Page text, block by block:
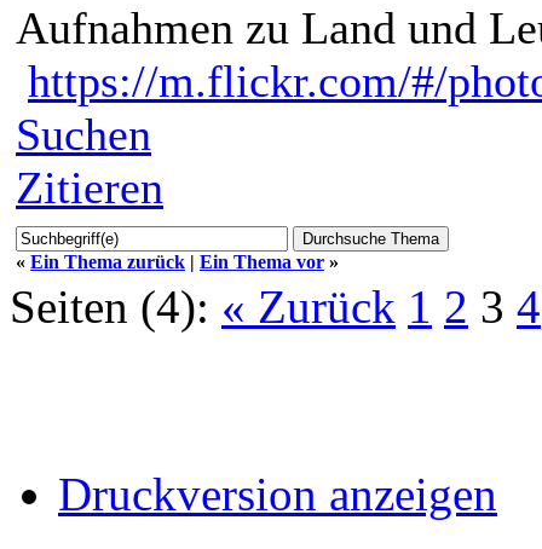
Aufnahmen zu Land und
https://m.flickr.com/#/
Suchen
Zitieren
« Ein Thema zurück | Ein Thema vor »
Seiten (4): « Zurück 1 2 3 4
Druckversion anzeigen